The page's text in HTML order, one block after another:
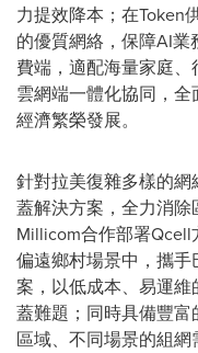
力提效降本；在Token
的優質網絡，保障AI業
費端，適配海量家庭
雲網端一體化協同，
經濟繁榮發展。
針對拉美復雜多樣的
蓋解決方案，全力消
Millicom合作部署Qcell
偏遠鄉村場景中，攜
案，以低成本、易運
蓋難題；同時具備豐
區域、不同場景的組網